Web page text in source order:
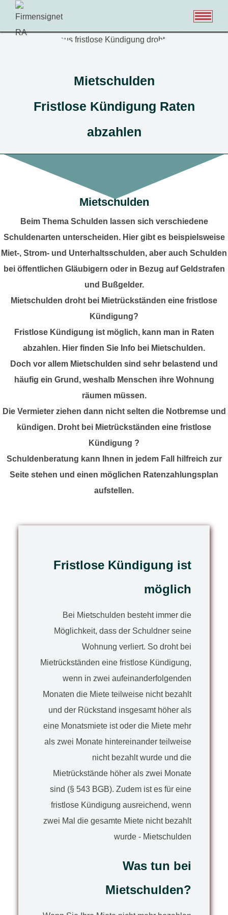
SCHULDNERHILFE
VERBRAUCHERINSOLVENZ
P-KONTO
RECHNER
FAQ
Mietschulden
Fristlose Kündigung Raten
abzahlen
Mietschulden
Beim Thema Schulden lassen sich verschiedene
Schuldenarten unterscheiden. Hier gibt es beispielsweise
Miet-, Strom- und Unterhaltsschulden, aber auch Schulden
bei öffentlichen Gläubigern oder in Bezug auf Geldstrafen
und Bußgelder.
Mietschulden droht bei Mietrückständen eine fristlose
Kündigung?
Fristlose Kündigung ist möglich, kann man in Raten
abzahlen. Hier finden Sie Info bei Mietschulden.
Doch vor allem Mietschulden sind sehr belastend und
häufig ein Grund, weshalb Menschen ihre Wohnung
räumen müssen.
Die Vermieter ziehen dann nicht selten die Notbremse und
kündigen. Droht bei Mietrückständen eine fristlose
Kündigung ?
Schuldenberatung kann Ihnen in jedem Fall hilfreich zur
Seite stehen und einen möglichen Ratenzahlungsplan
aufstellen.
Fristlose Kündigung ist
möglich
Bei Mietschulden besteht immer die
Möglichkeit, dass der Schuldner seine
Wohnung verliert. So droht bei
Mietrückständen eine fristlose Kündigung,
wenn in zwei aufeinanderfolgenden
Monaten die Miete teilweise nicht bezahlt
und der Rückstand insgesamt höher als
eine Monatsmiete ist oder die Miete mehr
als zwei Monate hintereinander teilweise
nicht bezahlt wurde und die
Mietrückstände höher als zwei Monate
sind (§ 543 BGB). Zudem ist es für eine
fristlose Kündigung ausreichend, wenn
zwei Mal die gesamte Miete nicht bezahlt
wurde - Mietschulden
Was tun bei
Mietschulden?